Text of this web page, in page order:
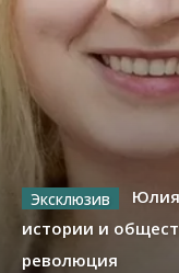
истории и
революция